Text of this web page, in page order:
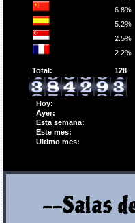
6.8%
5.2%
2.5%
2.2%
Total: 128
Hoy:
Ayer:
Esta semana:
Este mes:
Ultimo mes:
--Salas